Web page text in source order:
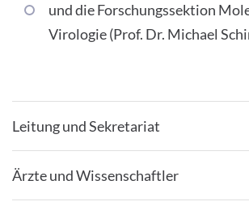
und die Forschungssektion
Virologie (Prof. Dr. Michael
Leitung und Sekretariat
Ärzte und Wissenschaftler